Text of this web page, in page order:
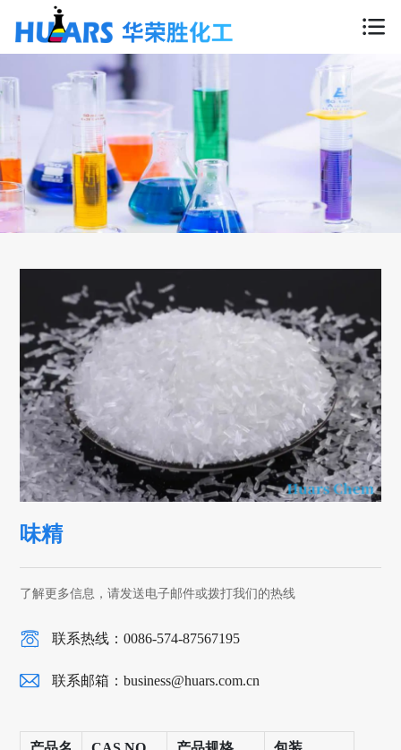
味精
了解更多信息，请发送电子邮件或拨打我们的热线
联系热线：0086-574-87567195
联系邮箱：business@huars.com.cn